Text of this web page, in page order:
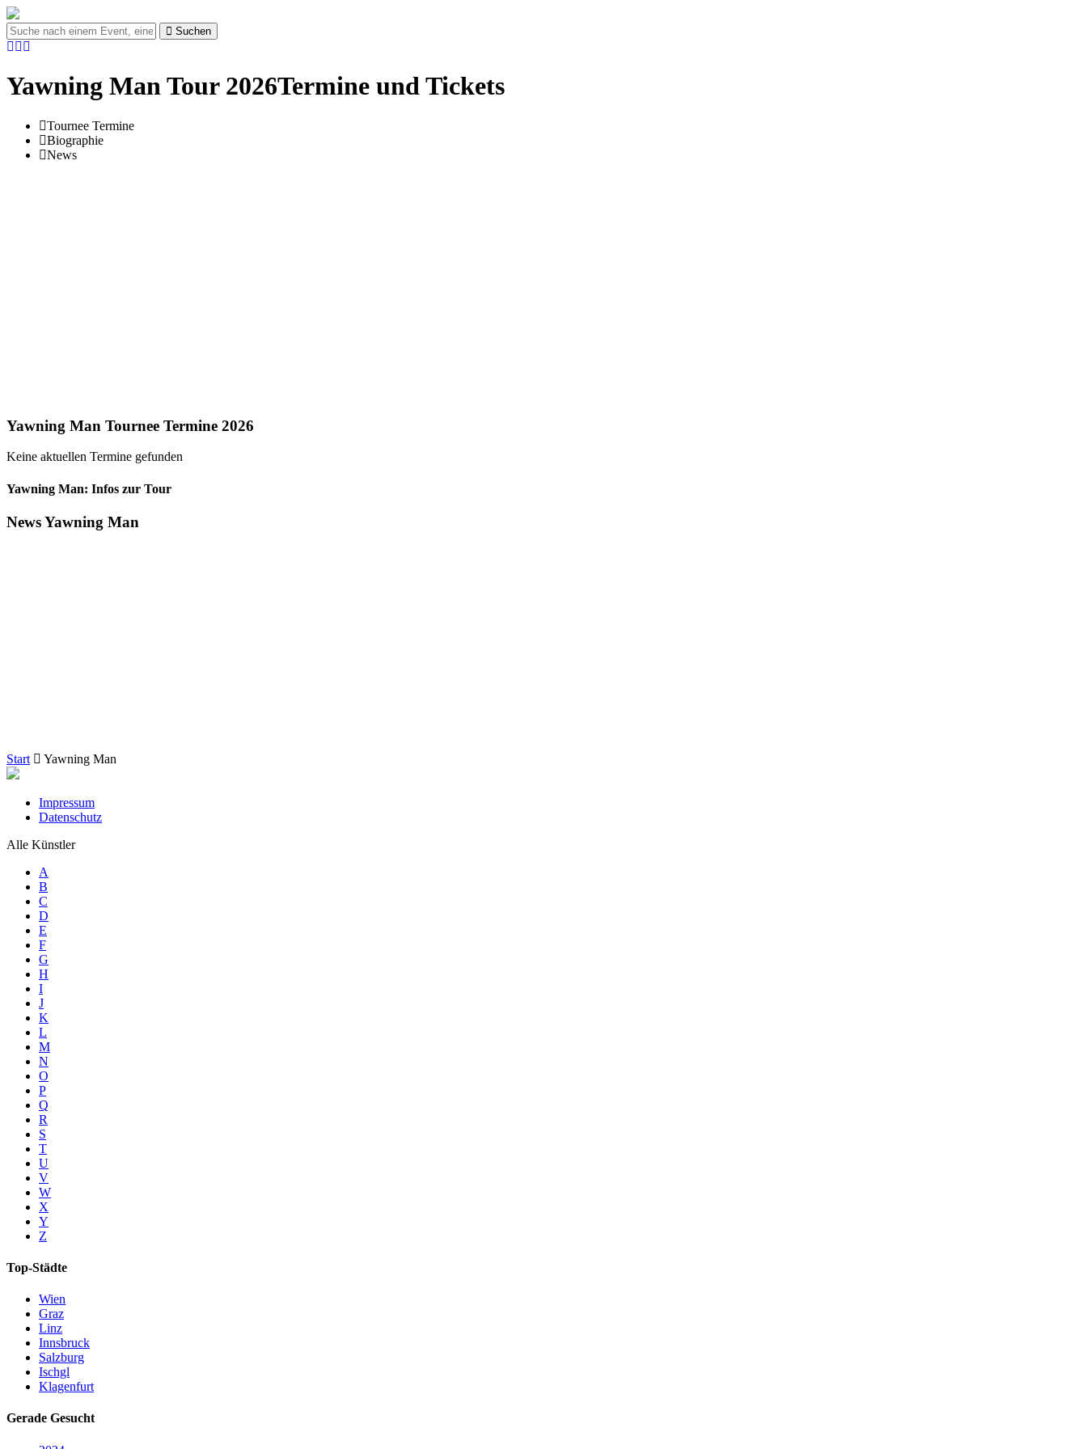
Suchen
Yawning Man Tour 2026Termine und Tickets
Tournee Termine
Biographie
News
Yawning Man Tournee Termine 2026
Keine aktuellen Termine gefunden
Yawning Man: Infos zur Tour
News Yawning Man
Start Yawning Man
Impressum
Datenschutz
Alle Künstler
A
B
C
D
E
F
G
H
I
J
K
L
M
N
O
P
Q
R
S
T
U
V
W
X
Y
Z
Top-Städte
Wien
Graz
Linz
Innsbruck
Salzburg
Ischgl
Klagenfurt
Gerade Gesucht